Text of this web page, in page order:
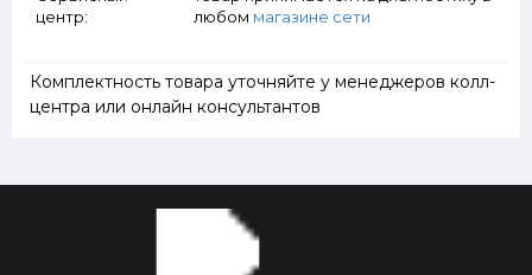
центр:
любом магазине сети
Комплектность товара уточняйте у менеджеров колл-
центра или онлайн консультантов